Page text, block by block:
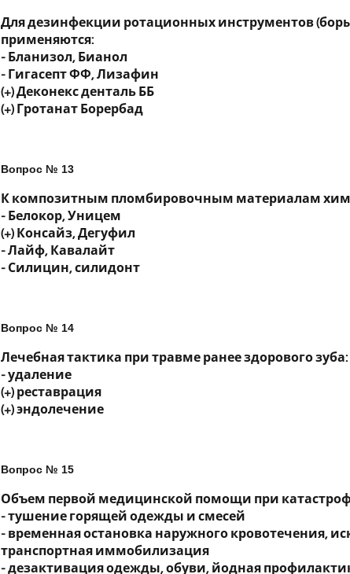
Для дезинфекции ротационных инструментов
применяются:
- Бланизол, Бианол
- Гигасепт ФФ, Лизафин
(+) Деконекс денталь ББ
(+) Гротанат Борербад
Вопрос № 13
К композитным пломбировочным материалам
- Белокор, Уницем
(+) Консайз, Дегуфил
- Лайф, Кавалайт
- Силицин, силидонт
Вопрос № 14
Лечебная тактика при травме ранее здорового зуба:
- удаление
(+) реставрация
(+) эндолечение
Вопрос № 15
Объем первой медицинской помощи при
- тушение горящей одежды и смесей
- временная остановка наружного кровотечения,
транспортная иммобилизация
- дезактивация одежды, обуви, йодная